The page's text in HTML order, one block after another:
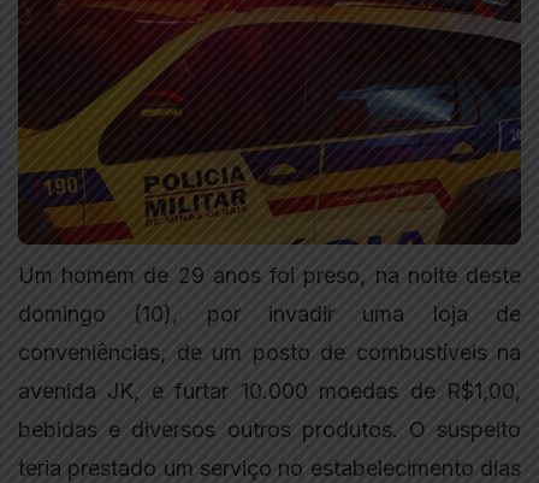
Um homem de 29 anos foi preso, na noite deste
domingo (10), por invadir uma loja de
conveniências, de um posto de combustíveis na
avenida JK, e furtar 10.000 moedas de R$1,00,
bebidas e diversos outros produtos. O suspeito
teria prestado um serviço no estabelecimento dias